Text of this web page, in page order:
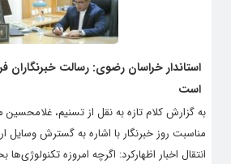
استاندار خراسان رضوی: رسالت خبرنگاران
است
به گزارش کلام تازه به نقل از تسنیم،
مناسبت روز خبرنگار با اشاره به گسترش
انتقال اخبار اظهارکرد: اگرچه امروزه